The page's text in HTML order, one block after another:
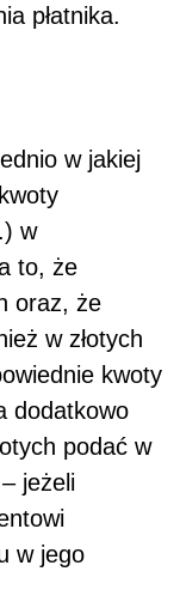
płatnika.
w jakiej
w
to, że
oraz, że
w złotych
kwoty
dodatkowo
podać w
jeżeli
w jego